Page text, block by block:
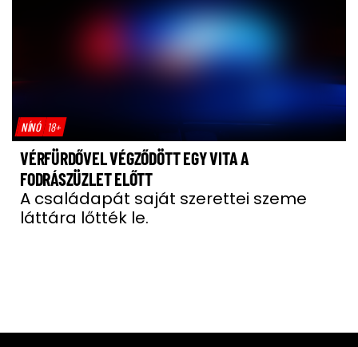
NÍNÓ 18+
VÉRFÜRDŐVEL VÉGZŐDÖTT EGY VITA A
FODRÁSZÜZLET ELŐTT
A családapát saját szerettei szeme
láttára lőtték le.